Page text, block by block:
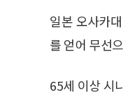
일본 오사카
를 얻어 무선
65세 이상 시